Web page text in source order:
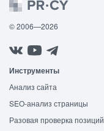
© 2006—2026
Инструменты
Анализ сайта
SEO-анализ страницы
Разовая проверка позиций